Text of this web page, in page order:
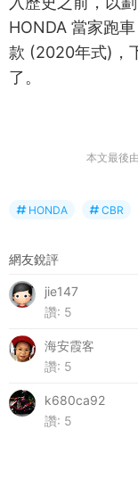
HONDA 當家跑
款 (2020年式)，
了。
本文最後
HONDA CBR
網友銳評
jie147
讚: 5
海安霞客
讚: 5
k680ca92
讚: 5